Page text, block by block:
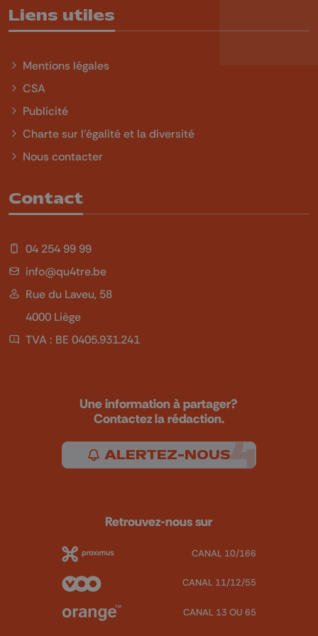
Liens utiles
Mentions légales
CSA
Publicité
Charte sur l'égalité et la diversité
Nous contacter
Contact
04 254 99 99
info@qu4tre.be
Rue du Laveu, 58
4000 Liège
TVA : BE 0405.931.241
Une information à partager?
Contactez la rédaction.
ALERTEZ-NOUS
Retrouvez-nous sur
CANAL 10/166
CANAL 11/12/55
CANAL 13 OU 65